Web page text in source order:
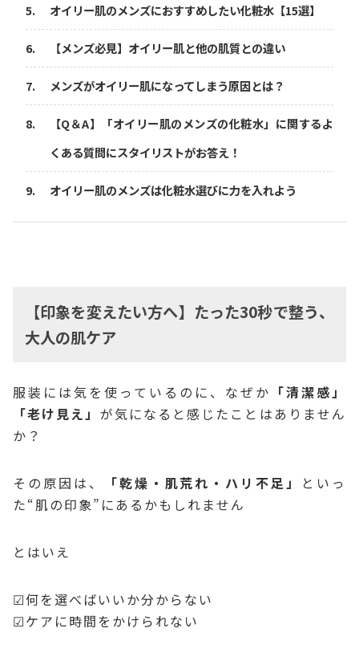
オイリー肌のメンズにおすすめしたい化粧水【15選】
【メンズ必見】オイリー肌と他の肌質との違い
メンズがオイリー肌になってしまう原因とは？
【Q＆A】「オイリー肌のメンズの化粧水」に関するよ
くある質問にスタイリストがお答え！
オイリー肌のメンズは化粧水選びに力を入れよう
【印象を変えたい方へ】たった30秒で整う、
大人の肌ケア
服装には気を使っているのに、なぜか 「清潔感」
「老け見え」 が気になると感じたことはありません
か？
その原因は、 「乾燥・肌荒れ・ハリ不足」
といっ
た“肌の印象”にあるかもしれません
とはいえ
☑何を選べばいいか分からない
☑ケアに時間をかけられない